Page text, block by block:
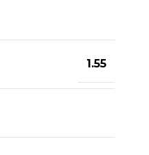
1.55